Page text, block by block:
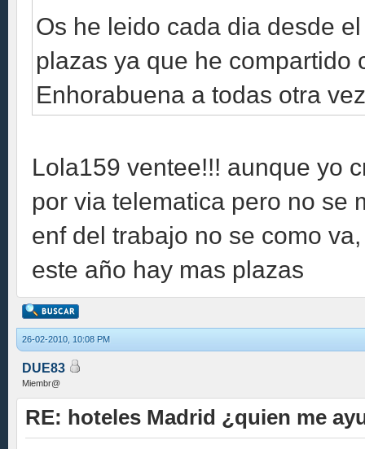
Os he leido cada dia desde
plazas ya que he compartido
Enhorabuena a todas otra
Lola159 ventee!!! aunque yo
por via telematica pero no se
enf del trabajo no se como
este año hay mas plazas
26-02-2010, 10:08 PM
DUE83
Miembr@
RE: hoteles Madrid ¿quien me